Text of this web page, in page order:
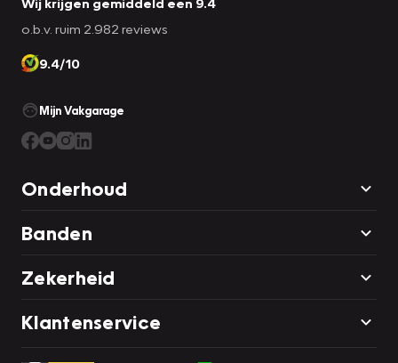
o.b.v. ruim 2.982 reviews
9.4/10
Mijn Vakgarage
Onderhoud
Banden
Zekerheid
Klantenservice